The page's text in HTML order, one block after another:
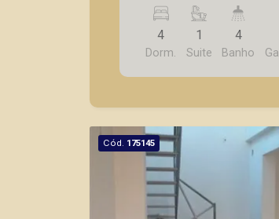
excelente localização,
ou residencial.
4
Dorm.
1
Suite
4
Banho
Cód. 175145